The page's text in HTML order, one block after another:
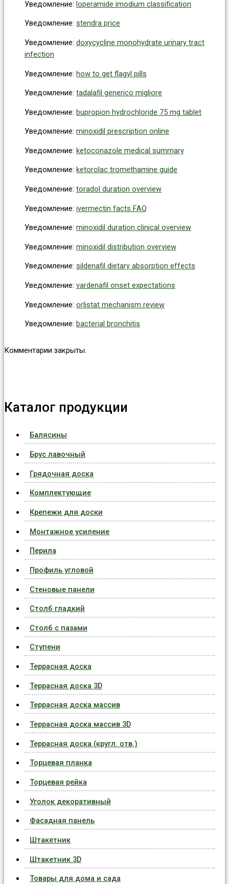
Каталог продукции
Балясины
Брус лавочный
Грядочная доска
Комплектующие
Крепежи для доски
Монтажное усиление
Перила
Профиль угловой
Стеновые панели
Столб гладкий
Столб с пазами
Ступени
Террасная доска
Террасная доска 3D
Террасная доска массив
Террасная доска массив 3D
Террасная доска (кругл. отв.)
Торцевая планка
Торцевая рейка
Уголок декоративный
Фасадная панель
Штакетник
Штакетник 3D
Товары для дома и сада
Уведомление: loperamide imodium classification
Уведомление: stendra price
Уведомление: doxycycline monohydrate urinary tract
infection
Уведомление: how to get flagyl pills
Уведомление: tadalafil generico migliore
Уведомление: bupropion hydrochloride 75 mg tablet
Уведомление: minoxidil prescription online
Уведомление: ketoconazole medical summary
Уведомление: ketorolac tromethamine guide
Уведомление: toradol duration overview
Уведомление: ivermectin facts FAQ
Уведомление: minoxidil duration clinical overview
Уведомление: minoxidil distribution overview
Уведомление: sildenafil dietary absorption effects
Уведомление: vardenafil onset expectations
Уведомление: orlistat mechanism review
Уведомление: bacterial bronchitis
Комментарии закрыты.